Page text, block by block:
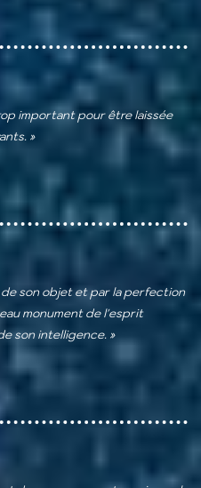
important pour être laissée
»
son objet et par la perfection
monument de l'esprit
son intelligence. »